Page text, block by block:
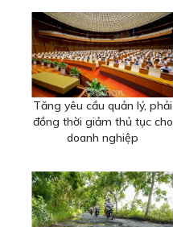
Tăng yêu cầu quản lý, phải
đồng thời giảm thủ tục cho
doanh nghiệp